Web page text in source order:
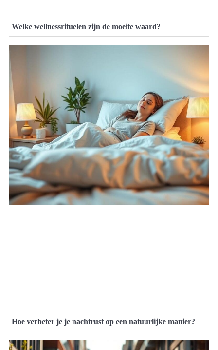
Welke wellnessrituelen zijn de moeite waard?
Hoe verbeter je je nachtrust op een natuurlijke manier?